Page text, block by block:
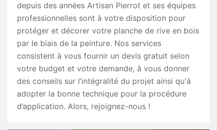
depuis des années Artisan Pierrot et ses équipes
professionnelles sont à votre disposition pour
protéger et décorer votre planche de rive en bois
par le biais de la peinture. Nos services
consistent à vous fournir un devis gratuit selon
votre budget et votre demande, à vous donner
des conseils sur l’intégralité du projet ainsi qu'à
adopter la bonne technique pour la procédure
d’application. Alors, rejoignez-nous !